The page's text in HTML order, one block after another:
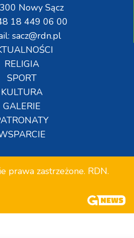
Nowy Sącz
18 449 06 00
sacz@rdn.pl
RELIGIA
SPORT
KULTURA
GALERIE
prawa zastrzeżone. RDN.